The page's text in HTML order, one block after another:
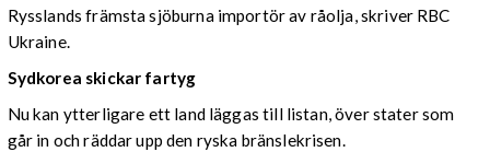
Rysslands främsta sjöburna importör av råolja, skriver RBC
Ukraine.
Sydkorea skickar fartyg
Nu kan ytterligare ett land läggas till listan, över stater som
går in och räddar upp den ryska bränslekrisen.